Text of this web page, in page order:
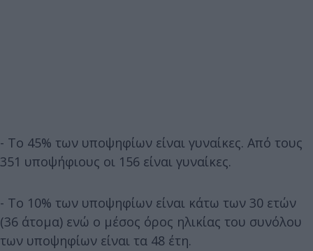
- Το 45% των υποψηφίων είναι γυναίκες. Από τους
351 υποψήφιους οι 156 είναι γυναίκες.
- Το 10% των υποψηφίων είναι κάτω των 30 ετών
(36 άτομα) ενώ ο μέσος όρος ηλικίας του συνόλου
των υποψηφίων είναι τα 48 έτη.